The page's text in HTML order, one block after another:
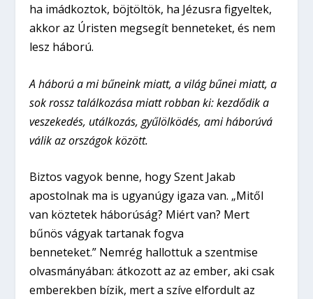
ha imádkoztok, böjtöltök, ha Jézusra figyeltek,
akkor az Úristen megsegít benneteket, és nem
lesz háború.
A háború a mi bűneink miatt, a világ bűnei miatt, a
sok rossz találkozása miatt robban ki: kezdődik a
veszekedés, utálkozás, gyűlölködés, ami háborúvá
válik az országok között.
Biztos vagyok benne, hogy Szent Jakab
apostolnak ma is ugyanúgy igaza van. „Mitől
van köztetek háborúság? Miért van? Mert
bűnös vágyak tartanak fogva
benneteket.” Nemrég hallottuk a szentmise
olvasmányában: átkozott az az ember, aki csak
emberekben bízik, mert a szíve elfordult az